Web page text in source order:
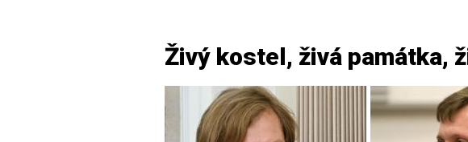
Živý kostel, živá památka,